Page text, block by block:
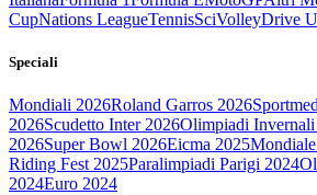
CupNations LeagueTennisSciVolleyDrive
Speciali
Mondiali 2026Roland Garros 2026
2026Scudetto Inter 2026Olimpiadi
2026Super Bowl 2026Eicma 2025
Riding Fest 2025Paralimpiadi Parigi 2024
2024Euro 2024